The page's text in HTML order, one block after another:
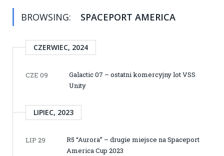
BROWSING: SPACEPORT AMERICA
CZERWIEC, 2024
CZE 09
Galactic 07 – ostatni komercyjny lot VSS
Unity
LIPIEC, 2023
LIP 29
R5 “Aurora” – drugie miejsce na Spaceport
America Cup 2023